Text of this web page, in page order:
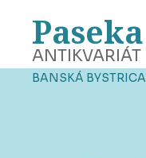
Paseka
ANTIKVARIÁT
BANSKÁ BYSTRICA